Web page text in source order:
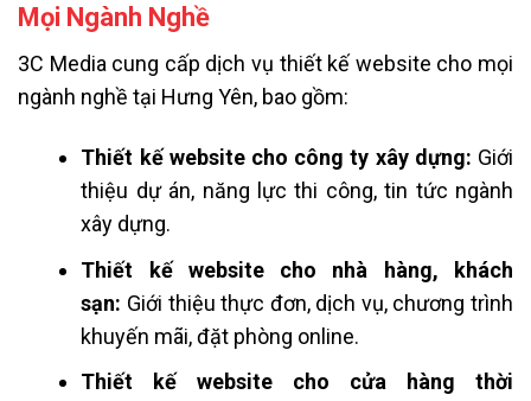
Mọi Ngành Nghề
3C Media cung cấp dịch vụ thiết kế website cho mọi
ngành nghề tại Hưng Yên, bao gồm:
Thiết kế website cho công ty xây dựng: Giới
thiệu dự án, năng lực thi công, tin tức ngành
xây dựng.
Thiết kế website cho nhà hàng, khách
sạn: Giới thiệu thực đơn, dịch vụ, chương trình
khuyến mãi, đặt phòng online.
Thiết kế website cho cửa hàng thời